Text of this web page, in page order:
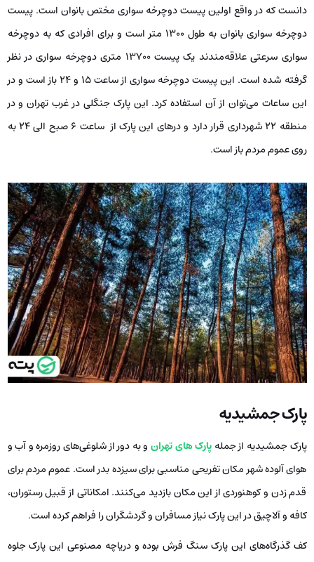
دانست که در واقع اولین پیست دوچرخه سواری مختص بانوان است. پیست
دوچرخه سواری بانوان به طول 1300 متر است و برای افرادی که به دوچرخه
سواری سرعتی علاقه‌مندند یک پیست 13700 متری دوچرخه سواری در نظر
گرفته شده است. این پیست دوچرخه سواری از ساعت 15 و 24 باز است و در
این ساعات می‌توان از آن استفاده کرد. این پارک جنگلی در غرب تهران و در
منطقه 22 شهرداری قرار دارد و درهای این پارک از ساعت 6 صبح الی 24 به
روی عموم مردم باز است.
پارک جمشیدیه
پارک جمشیدیه از جمله پارک های تهران و به دور از شلوغی‌های روزمره و آب و
هوای آلوده شهر مکان تفریحی مناسبی برای سیزده بدر است. عموم مردم برای
قدم زدن و کوهنوردی از این مکان بازدید می‌کنند. امکاناتی از قبیل رستوران،
کافه و آلاچیق در این پارک نیاز مسافران و گردشگران را فراهم کرده است.
کف گذرگاه‌های این پارک سنگ فرش بوده و دریاچه مصنوعی این پارک جلوه